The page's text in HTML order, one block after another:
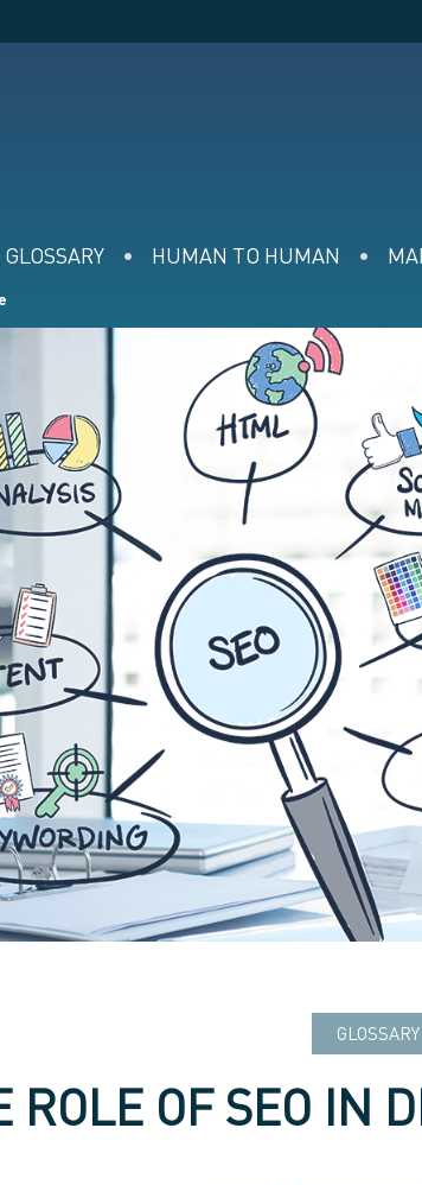
GLOSSARY HUMAN TO HUMAN
GLOSSARY
ROLE OF SEO IN